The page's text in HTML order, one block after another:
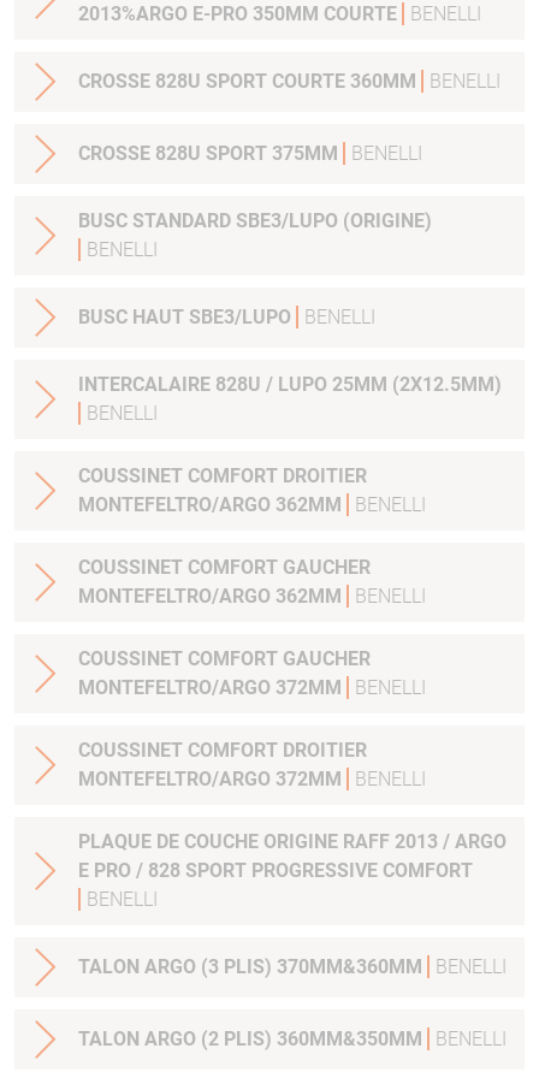
2013%ARGO E-PRO 350MM COURTE
BENELLI
CROSSE 828U SPORT COURTE 360MM BENELLI
CROSSE 828U SPORT 375MM BENELLI
BUSC STANDARD SBE3/LUPO (ORIGINE)
BENELLI
BUSC HAUT SBE3/LUPO BENELLI
INTERCALAIRE 828U / LUPO 25MM (2X12.5MM)
BENELLI
COUSSINET COMFORT DROITIER
MONTEFELTRO/ARGO 362MM
BENELLI
COUSSINET COMFORT GAUCHER
MONTEFELTRO/ARGO 362MM
BENELLI
COUSSINET COMFORT GAUCHER
MONTEFELTRO/ARGO 372MM
BENELLI
COUSSINET COMFORT DROITIER
MONTEFELTRO/ARGO 372MM
BENELLI
PLAQUE DE COUCHE ORIGINE RAFF 2013 / ARGO
E PRO / 828 SPORT PROGRESSIVE COMFORT
BENELLI
TALON ARGO (3 PLIS) 370MM&360MM BENELLI
TALON ARGO (2 PLIS) 360MM&350MM BENELLI